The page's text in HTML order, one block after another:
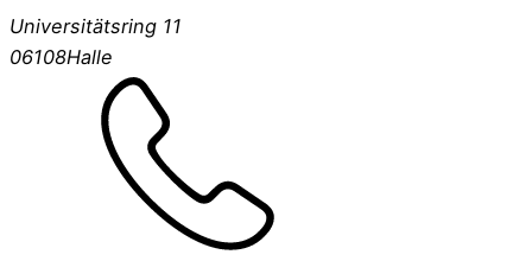
Universitätsring 11
06108Halle